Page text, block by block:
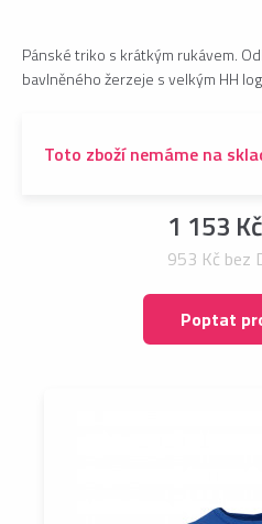
Pánské triko s krátkým rukávem.
bavlněného žerzeje s velkým HH
Toto zboží nemáme na
1 153 Kč
953 Kč bez
Poptat